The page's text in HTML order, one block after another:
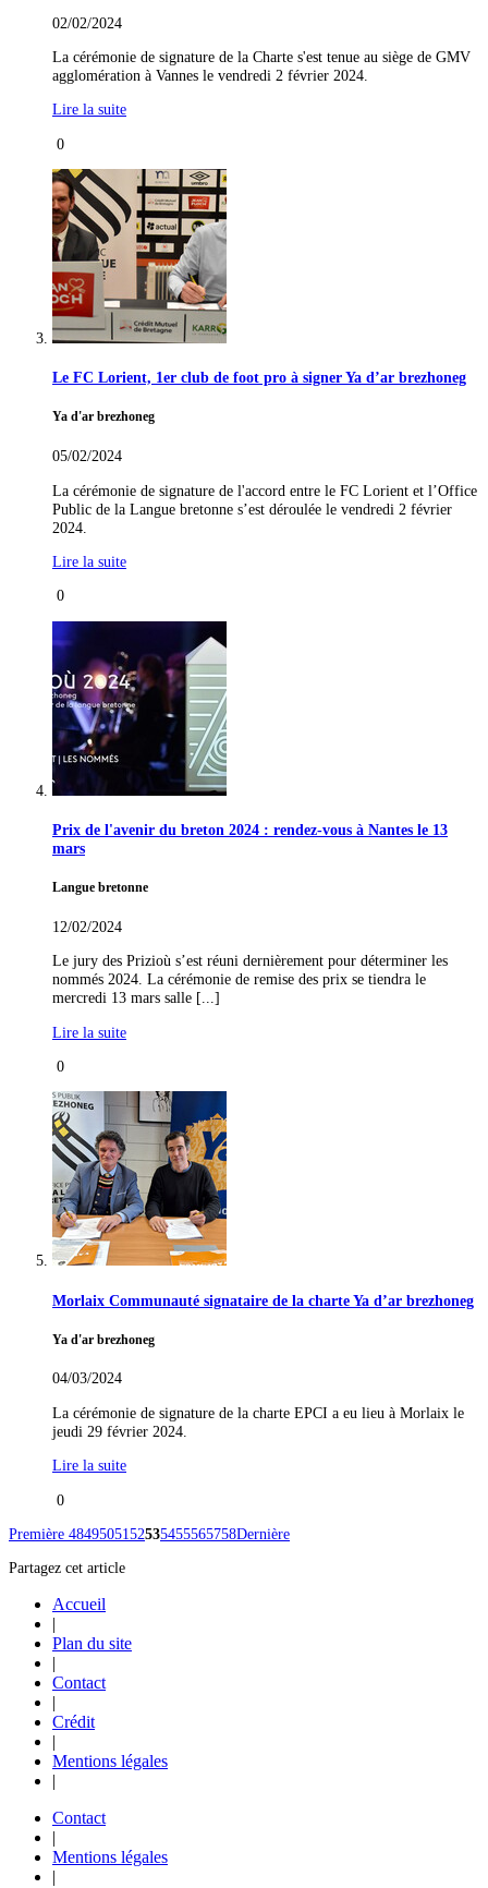
02/02/2024
La cérémonie de signature de la Charte s'est tenue au siège de GMV
agglomération à Vannes le vendredi 2 février 2024.
Lire la suite
0
Le FC Lorient, 1er club de foot pro à signer Ya d’ar brezhoneg
Ya d'ar brezhoneg
05/02/2024
La cérémonie de signature de l'accord entre le FC Lorient et l’Office
Public de la Langue bretonne s’est déroulée le vendredi 2 février
2024.
Lire la suite
0
Prix de l'avenir du breton 2024 : rendez-vous à Nantes le 13
mars
Langue bretonne
12/02/2024
Le jury des Prizioù s’est réuni dernièrement pour déterminer les
nommés 2024. La cérémonie de remise des prix se tiendra le
mercredi 13 mars salle [...]
Lire la suite
0
Morlaix Communauté signataire de la charte Ya d’ar brezhoneg
Ya d'ar brezhoneg
04/03/2024
La cérémonie de signature de la charte EPCI a eu lieu à Morlaix le
jeudi 29 février 2024.
Lire la suite
0
Première 4849505152535455565758Dernière
Partagez cet article
Accueil
|
Plan du site
|
Contact
|
Crédit
|
Mentions légales
|
Contact
|
Mentions légales
|